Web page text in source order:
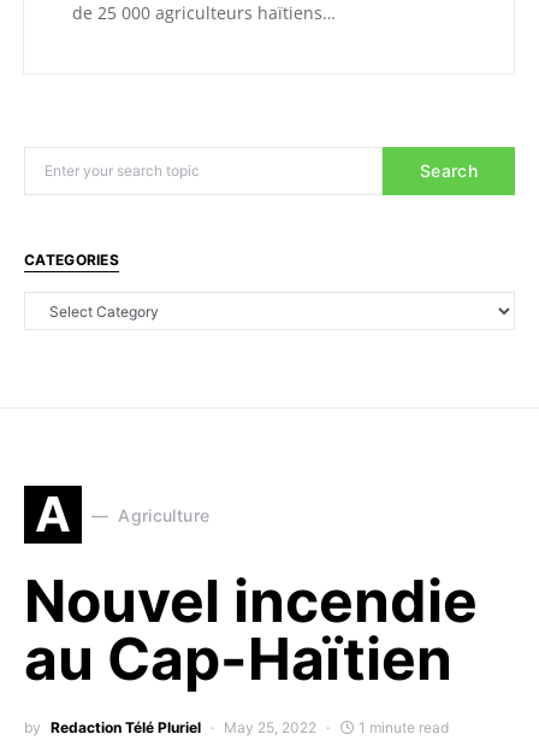
de 25 000 agriculteurs haïtiens…
Search
CATEGORIES
A Agriculture
Nouvel incendie
au Cap-Haïtien
by Redaction Télé Pluriel May 25, 2022 1 minute read